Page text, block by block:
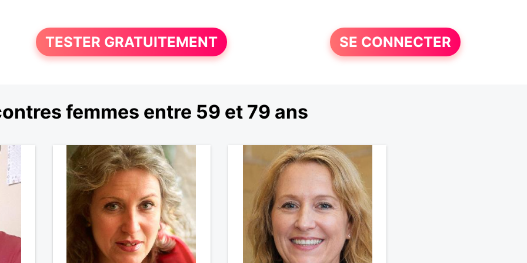
TESTER GRATUITEMENT SE CONNECTER
femmes entre 59 et 79 ans